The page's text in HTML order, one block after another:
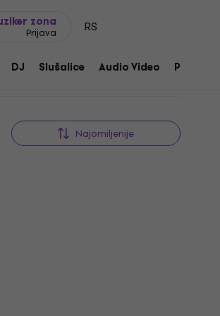
zona
Prijava RS
DJ Slušalice Audio Video Pribor
Najomiljenije